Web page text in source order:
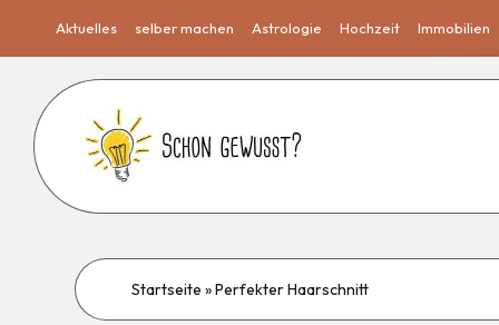
Aktuelles selber machen Astrologie Hochzeit Immobilien
Startseite »Perfekter Haarschnitt